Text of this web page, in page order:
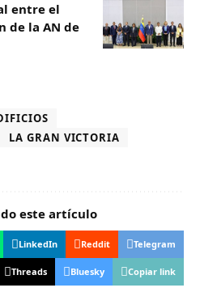
entre el
de la AN de
LA GRAN VICTORIA
este artículo
LinkedIn Reddit Telegram
Threads Bluesky Copiar link